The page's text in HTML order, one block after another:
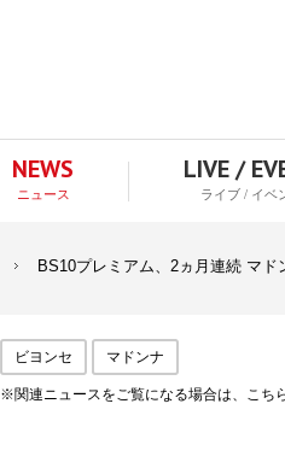
NEWS
ニュース
LIVE /
ライブ / イベ
BS10プレミアム、2ヵ月連続 マ
ビヨンセ マドンナ
※関連ニュースをご覧になる場合は、こち